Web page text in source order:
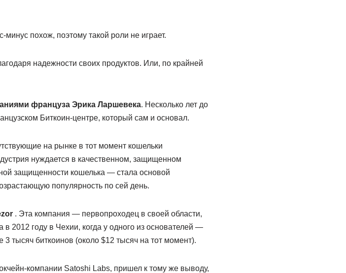
похож, поэтому такой роли не играет.
надежности своих продуктов. Или, по крайней
француза Эрика Ларшевека. Несколько лет до
Биткоин-центре, который сам и основал.
на рынке в тот момент кошельки
нуждается в качественном, защищенном
защищенности кошелька — стала основой
популярность по сей день.
. Эта компания — первопроходец в своей области,
2012 году в Чехии, когда у одного из основателей —
тысяч биткоинов (около $12 тысяч на тот момент).
компании Satoshi Labs, пришел к тому же выводу,